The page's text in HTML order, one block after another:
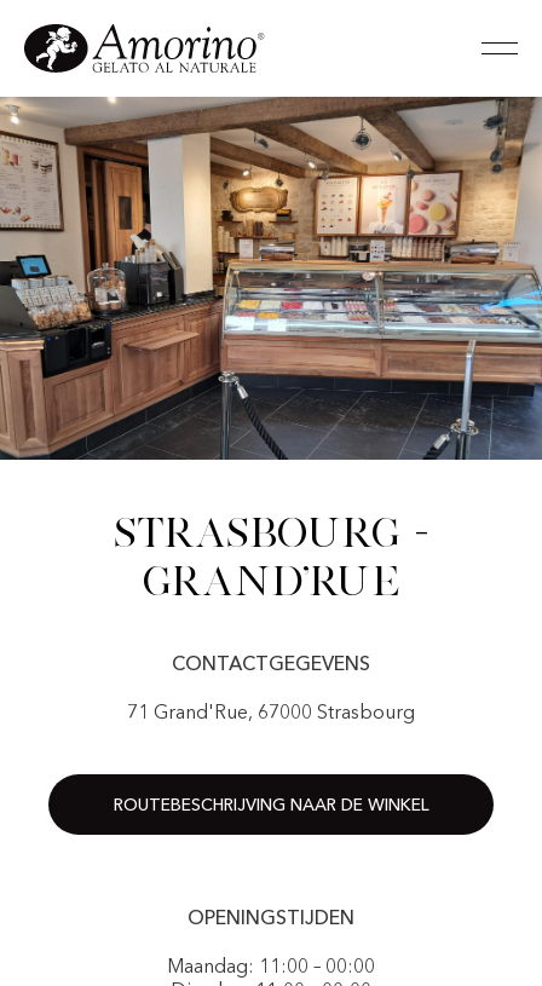
Strasbourg -
Grand'Rue
CONTACTGEGEVENS
71 Grand'Rue, 67000 Strasbourg
ROUTEBESCHRIJVING NAAR DE WINKEL
OPENINGSTIJDEN
Maandag: 11:00 – 00:00